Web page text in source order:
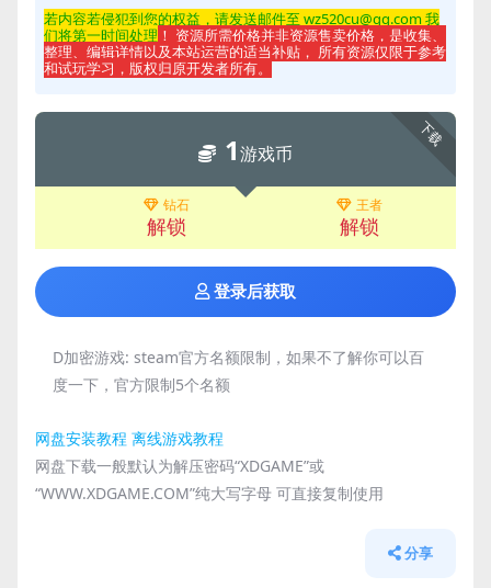
若内容若侵犯到您的权益，请发送邮件至 wz520cu@qq.com 我
们将第一时间处理 ！ 资源所需价格并非资源售卖价格，是收集、
整理、编辑详情以及本站运营的适当补贴， 所有资源仅限于参考
和试玩学习，版权归原开发者所有。
下载
1游戏币
钻石
解锁
王者
解锁
登录后获取
D加密游戏: steam官方名额限制，如果不了解你可以百
度一下，官方限制5个名额
网盘安装教程 离线游戏教程
网盘下载一般默认为解压密码“XDGAME”或
“WWW.XDGAME.COM”纯大写字母 可直接复制使用
分享